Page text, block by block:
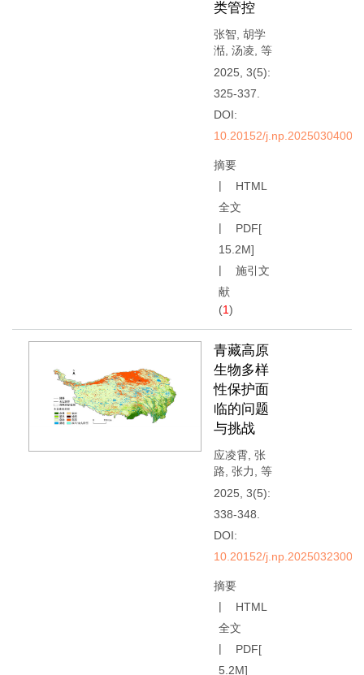
类管控
张智 胡学
湉 汤凌 等
2025, 3(5):
325-337.
DOI:
10.20152/
摘要
HTML
全文
PDF[
15.2M]
施引文
献
(1)
青藏高原
生物多样
性保护面
临的问题
与挑战
应凌霄 张
路 张力
等
2025, 3(5):
338-348.
DOI:
10.20152/
摘要
HTML
全文
PDF[
5.2M]